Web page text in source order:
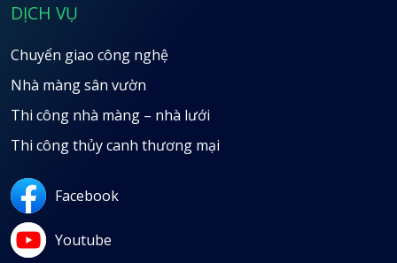
DỊCH VỤ
Chuyển giao công nghệ
Nhà màng sân vườn
Thi công nhà màng – nhà lưới
Thi công thủy canh thương mại
Facebook
Youtube